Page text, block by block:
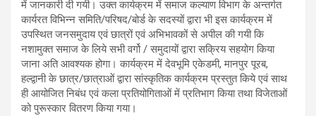
में जानकारी दी गयी। उक्त कार्यक्रम में समाज कल्याण विभाग के अन्तर्गत
कार्यरत विभिन्न समिति/परिषद/बोर्ड के सदस्यों द्वारा भी इस कार्यक्रम में
उपस्थित जनसमुदाय एवं छात्रों एवं अभिभावकों से अपील की गयी कि
नशामुक्त समाज के लिये सभी वर्गो / समुदायों द्वारा सक्रिय सहयोग किया
जाना अति आवश्यक होगा। कार्यक्रम में देवभूमि एकेडमी, मानपुर पूरब,
हल्द्वानी के छात्र/छात्राओं द्वारा सांस्कृतिक कार्यक्रम प्रस्तुत किये एवं साथ
ही आयोजित निबंध एवं कला प्रतियोगिताओं में प्रतिभाग किया तथा विजेताओं
को पुरूस्कार वितरण किया गया।